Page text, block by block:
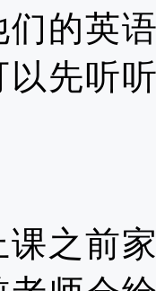
们的英
以先听
之前